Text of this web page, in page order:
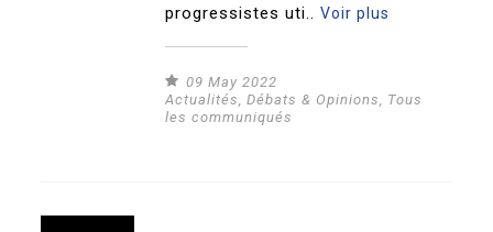
progressistes uti..Voir plus
09 May 2022
Actualités ,Débats & Opinions
Tous
les communiqués